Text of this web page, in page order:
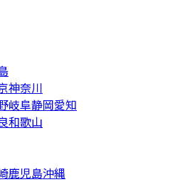
神奈川
岐阜静岡愛知
和歌山
鹿児島沖縄